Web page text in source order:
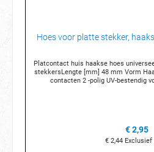
Hoes voor platte stekker,
Platcontact huis haakse hoes
stekkersLengte [mm] 48 mm Vorm Haaks Materiaal Rubber Aantal
contacten 2 -polig UV-bestendig voor kabel-Ø [mm] 5 mm
mistlichten voor en€ 2,95
€ 2,44 Exclusief